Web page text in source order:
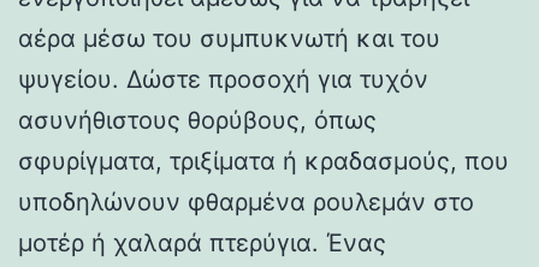
αέρα μέσω του συμπυκνωτή και του
ψυγείου. Δώστε προσοχή για τυχόν
ασυνήθιστους θορύβους, όπως
σφυρίγματα, τριξίματα ή κραδασμούς, που
υποδηλώνουν φθαρμένα ρουλεμάν στο
μοτέρ ή χαλαρά πτερύγια. Ένας